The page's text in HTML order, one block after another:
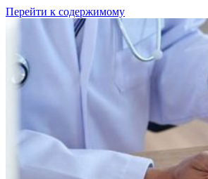
Перейти к содержимому